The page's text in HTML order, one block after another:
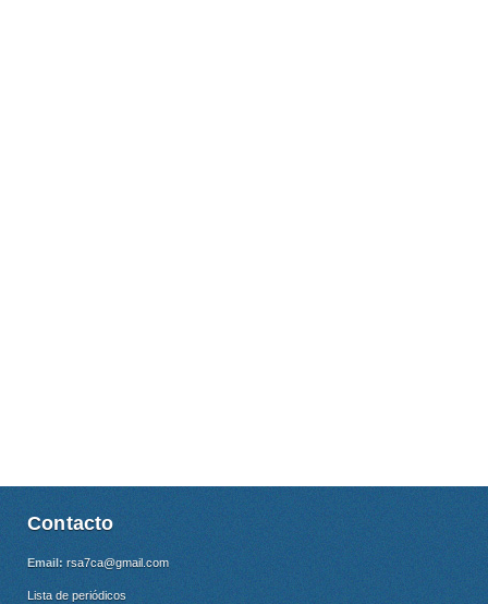
Contacto
Email: rsa7ca@gmail.com
Lista de periódicos